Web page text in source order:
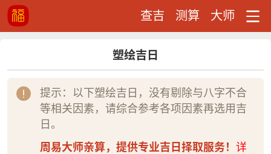
查吉 测算 大师
塑绘吉日
提示：以下塑绘吉日，没有剔除与八字不合
等相关因素，请综合参考各项因素再选用吉
日。
周易大师亲算，提供专业吉日择取服务！ 详